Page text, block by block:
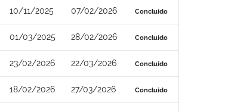
10/11/2025 07/02/2026 Concluído
01/03/2025 28/02/2026 Concluído
23/02/2026 22/03/2026 Concluído
18/02/2026 27/03/2026 Concluído